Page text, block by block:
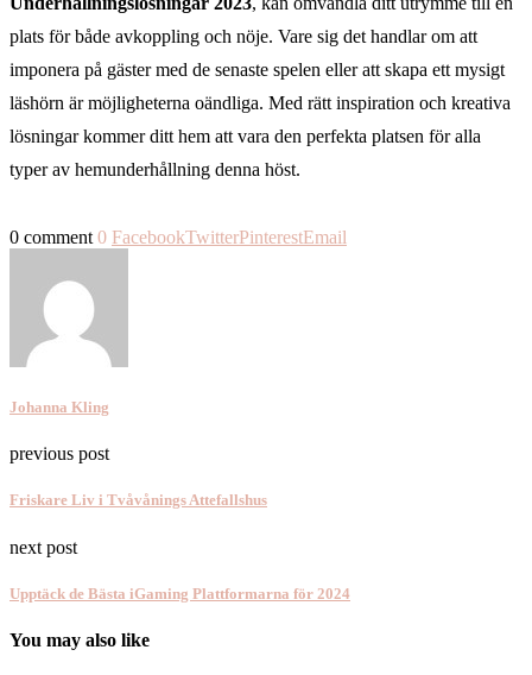
plats för både avkoppling och nöje. Vare sig det handlar om att
imponera på gäster med de senaste spelen eller att skapa ett mysigt
läshörn är möjligheterna oändliga. Med rätt inspiration och kreativa
lösningar kommer ditt hem att vara den perfekta platsen för alla
typer av hemunderhållning denna höst.
0 comment 0 FacebookTwitterPinterestEmail
Johanna Kling
previous post
Friskare Liv i Tvåvånings Attefallshus
next post
Upptäck de Bästa iGaming Plattformarna för 2024
You may also like